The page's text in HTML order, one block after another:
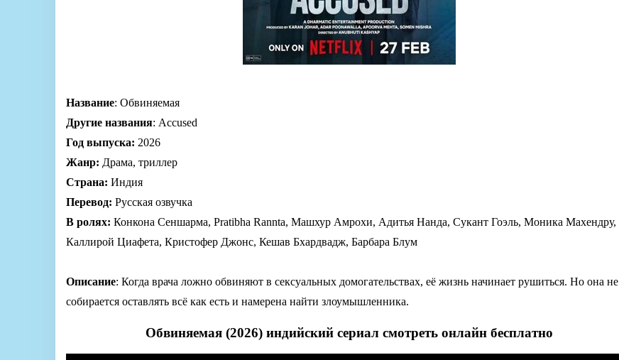
Название: Обвиняемая
Другие названия: Accused
Год выпуска: 2026
Жанр: Драма, триллер
Страна: Индия
Перевод: Русская озвучка
В ролях: Конкона Сеншарма, Pratibha Rannta, Машхур Амрохи, Адитья Нанда, Сукант Гоэль, Моника Махендру,
Каллирой Циафета, Кристофер Джонс, Кешав Бхардвадж, Барбара Блум
Описание: Когда врача ложно обвиняют в сексуальных домогательствах, её жизнь начинает рушиться. Но она не
собирается оставлять всё как есть и намерена найти злоумышленника.
Обвиняемая (2026) индийский сериал смотреть онлайн бесплатно